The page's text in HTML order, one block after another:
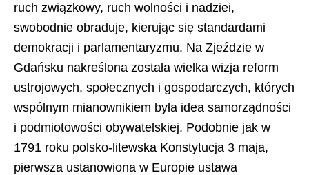
ruch związkowy, ruch wolności i nadziei,
swobodnie obraduje, kierując się standardami
demokracji i parlamentaryzmu. Na Zjeździe w
Gdańsku nakreślona została wielka wizja reform
ustrojowych, społecznych i gospodarczych, których
wspólnym mianownikiem była idea samorządności
i podmiotowości obywatelskiej. Podobnie jak w
1791 roku polsko-litewska Konstytucja 3 maja,
pierwsza ustanowiona w Europie ustawa